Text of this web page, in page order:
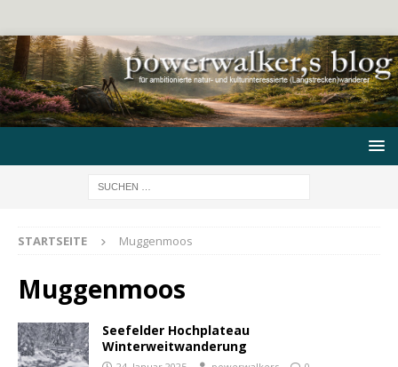
STARTSEITE Muggenmoos
Muggenmoos
Seefelder Hochplateau
Winterweitwanderung